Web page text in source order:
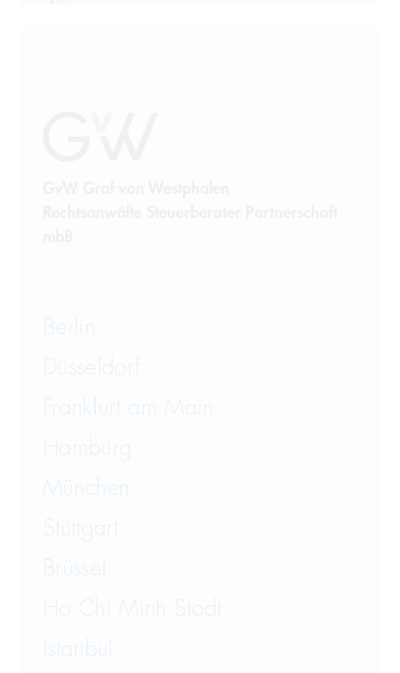
Berlin
Düsseldorf
Frankfurt am Main
Hamburg
München
Stuttgart
Brüssel
Ho Chi Minh Stadt
Istanbul